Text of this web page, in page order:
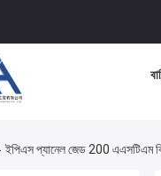
ইপিএস প্যানেল জেড 200 এএসটিএম